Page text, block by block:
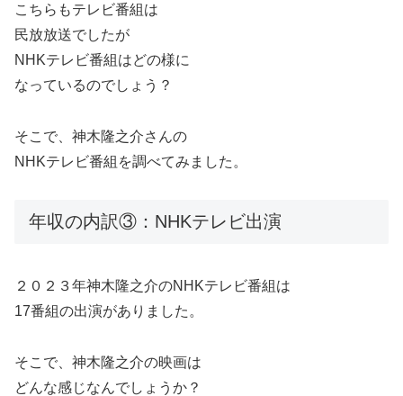
こちらもテレビ番組は
民放放送でしたが
NHKテレビ番組はどの様に
なっているのでしょう？
そこで、神木隆之介さんの
NHKテレビ番組を調べてみました。
年収の内訳③：NHKテレビ出演
２０２３年神木隆之介のNHKテレビ番組は
17番組の出演がありました。
そこで、神木隆之介の映画は
どんな感じなんでしょうか？